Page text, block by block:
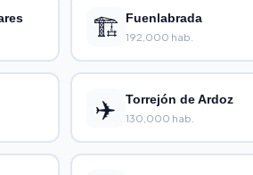
🏗️ Fuenlabrada
192,000 hab.
✈️ Torrejón de Ardoz
130,000 hab.